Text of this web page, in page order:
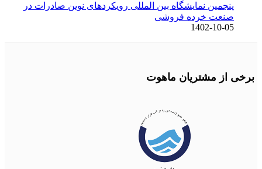
پنجمین نمایشگاه بین المللی رویکردهای نوین صادرات در
صنعت خرده فروشی
1402-10-05
برخی از مشتریان ماهوت